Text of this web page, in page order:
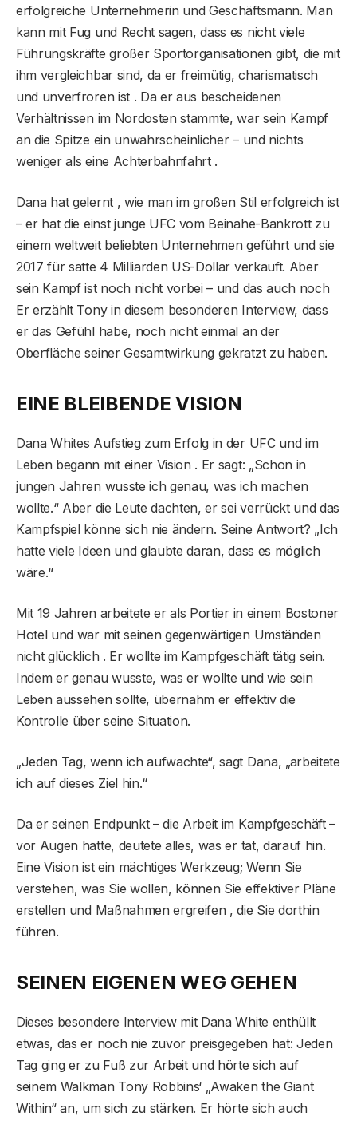
erfolgreiche Unternehmerin und Geschäftsmann. Man
kann mit Fug und Recht sagen, dass es nicht viele
Führungskräfte großer Sportorganisationen gibt, die mit
ihm vergleichbar sind, da er freimütig, charismatisch
und unverfroren ist . Da er aus bescheidenen
Verhältnissen im Nordosten stammte, war sein Kampf
an die Spitze ein unwahrscheinlicher – und nichts
weniger als eine Achterbahnfahrt .
Dana hat gelernt , wie man im großen Stil erfolgreich ist
– er hat die einst junge UFC vom Beinahe-Bankrott zu
einem weltweit beliebten Unternehmen geführt und sie
2017 für satte 4 Milliarden US-Dollar verkauft. Aber
sein Kampf ist noch nicht vorbei – und das auch noch
Er erzählt Tony in diesem besonderen Interview, dass
er das Gefühl habe, noch nicht einmal an der
Oberfläche seiner Gesamtwirkung gekratzt zu haben.
EINE BLEIBENDE VISION
Dana Whites Aufstieg zum Erfolg in der UFC und im
Leben begann mit einer Vision . Er sagt: „Schon in
jungen Jahren wusste ich genau, was ich machen
wollte.“ Aber die Leute dachten, er sei verrückt und das
Kampfspiel könne sich nie ändern. Seine Antwort? „Ich
hatte viele Ideen und glaubte daran, dass es möglich
wäre.“
Mit 19 Jahren arbeitete er als Portier in einem Bostoner
Hotel und war mit seinen gegenwärtigen Umständen
nicht glücklich . Er wollte im Kampfgeschäft tätig sein.
Indem er genau wusste, was er wollte und wie sein
Leben aussehen sollte, übernahm er effektiv die
Kontrolle über seine Situation.
„Jeden Tag, wenn ich aufwachte“, sagt Dana, „arbeitete
ich auf dieses Ziel hin.“
Da er seinen Endpunkt – die Arbeit im Kampfgeschäft –
vor Augen hatte, deutete alles, was er tat, darauf hin.
Eine Vision ist ein mächtiges Werkzeug; Wenn Sie
verstehen, was Sie wollen, können Sie effektiver Pläne
erstellen und Maßnahmen ergreifen , die Sie dorthin
führen.
SEINEN EIGENEN WEG GEHEN
Dieses besondere Interview mit Dana White enthüllt
etwas, das er noch nie zuvor preisgegeben hat: Jeden
Tag ging er zu Fuß zur Arbeit und hörte sich auf
seinem Walkman Tony Robbins‘ „Awaken the Giant
Within“ an, um sich zu stärken. Er hörte sich auch